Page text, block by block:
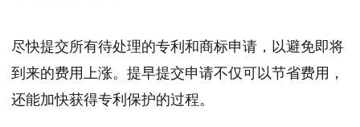
尽快提交所有待处理的专利和商标申请，以避免即将
到来的费用上涨。提早提交申请不仅可以节省费用，
还能加快获得专利保护的过程。